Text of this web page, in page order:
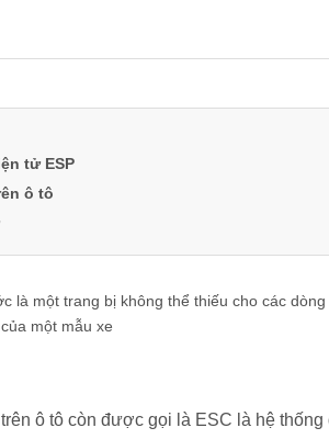
tử ESP
ô tô
là một trang bị không thể thiếu cho các
một mẫu xe
ô tô còn được gọi là ESC là hệ